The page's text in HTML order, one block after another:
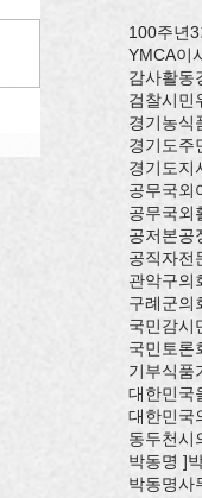
100주년3
YMCA이
감사활동
검찰시민
경기농식
경기도주
경기도지
공무국외
공무국외
공저본공
공직자전
관악구의
구례군의
국민감시
국민토론
기부식품
대한민국
대한민국
동두천시
박동명 ]
박동명사